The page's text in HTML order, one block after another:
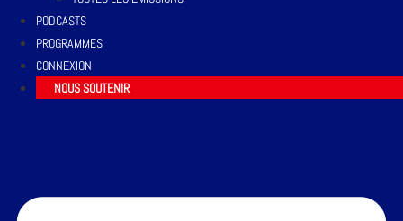
PODCASTS
PROGRAMMES
CONNEXION
NOUS SOUTENIR